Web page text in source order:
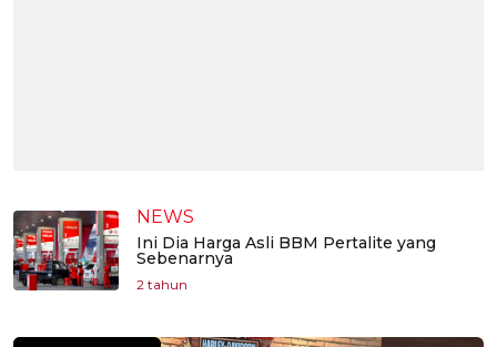
NEWS
Ini Dia Harga Asli BBM Pertalite yang
Sebenarnya
2 tahun